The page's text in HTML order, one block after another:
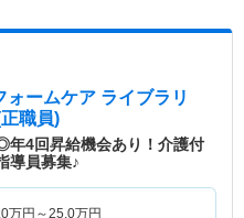
ームケア ライブラリ
職員)
年4回昇給機会あり！介護付
導員募集♪
万円～25.0万円